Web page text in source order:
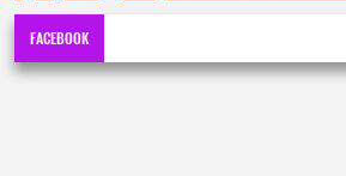
FACEBOOK